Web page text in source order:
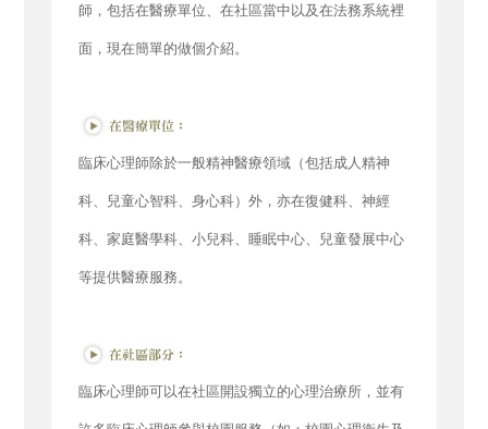
師，包括在醫療單位、在社區當中以及在法務系統裡
面，現在簡單的做個介紹。
臨床心理師除於一般精神醫療領域（包括成人精神
科、兒童心智科、身心科）外，亦在復健科、神經
科、家庭醫學科、小兒科、睡眠中心、兒童發展中心
等提供醫療服務。
臨床心理師可以在社區開設獨立的心理治療所，並有